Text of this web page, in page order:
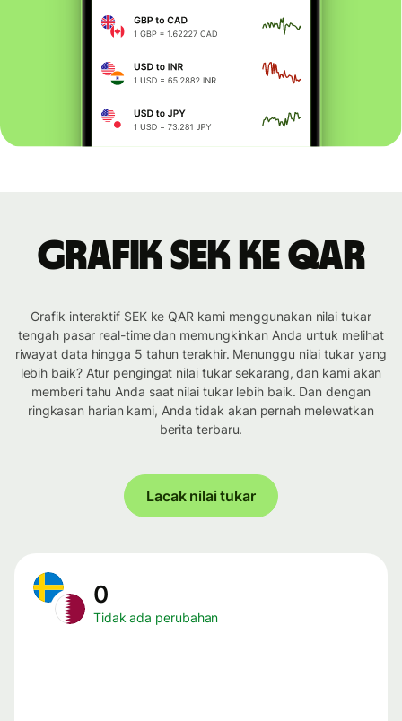
Grafik SEK ke QAR
Grafik interaktif SEK ke QAR kami menggunakan nilai tukar
tengah pasar real-time dan memungkinkan Anda untuk melihat
riwayat data hingga 5 tahun terakhir. Menunggu nilai tukar yang
lebih baik? Atur pengingat nilai tukar sekarang, dan kami akan
memberi tahu Anda saat nilai tukar lebih baik. Dan dengan
ringkasan harian kami, Anda tidak akan pernah melewatkan
berita terbaru.
Lacak nilai tukar
0
Tidak ada perubahan